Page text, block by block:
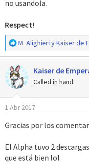
no usandola.
Respect!
R
e
a
c
c
i
o
n
s
M_Alighieri yKaiser de
Kaiser de
Called in hand
1 Abr 2017
Gracias por los
El Alpha tuvo 2
que está bien lol